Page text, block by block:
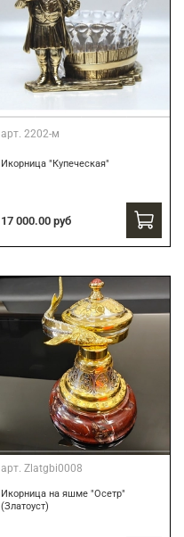
арт. 2202-м
Икорница "Купеческая"
17 000.00 руб
арт. Zlatgbi0008
Икорница на яшме "Осетр"
(Златоуст)